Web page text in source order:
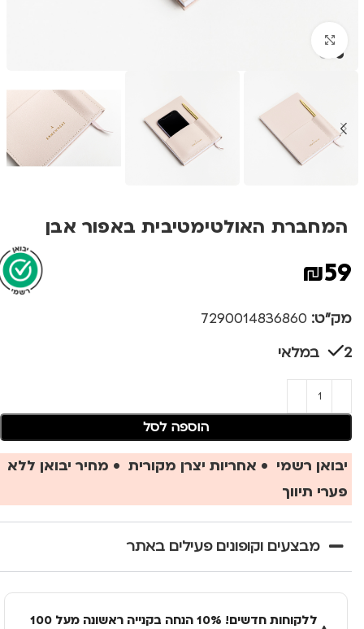
המחברת האולטימטיבית באפור אבן
₪59
מק"ט: 7290014836860
2 במלאי
הוספה לסל
יבואן רשמי • אחריות יצרן מקורית • מחיר יבואן ללא
פערי תיווך
מבצעים וקופונים פעילים באתר
ללקוחות חדשים! 10% הנחה בקנייה ראשונה מעל 100